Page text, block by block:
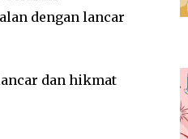
dengan lancar
dan hikmat